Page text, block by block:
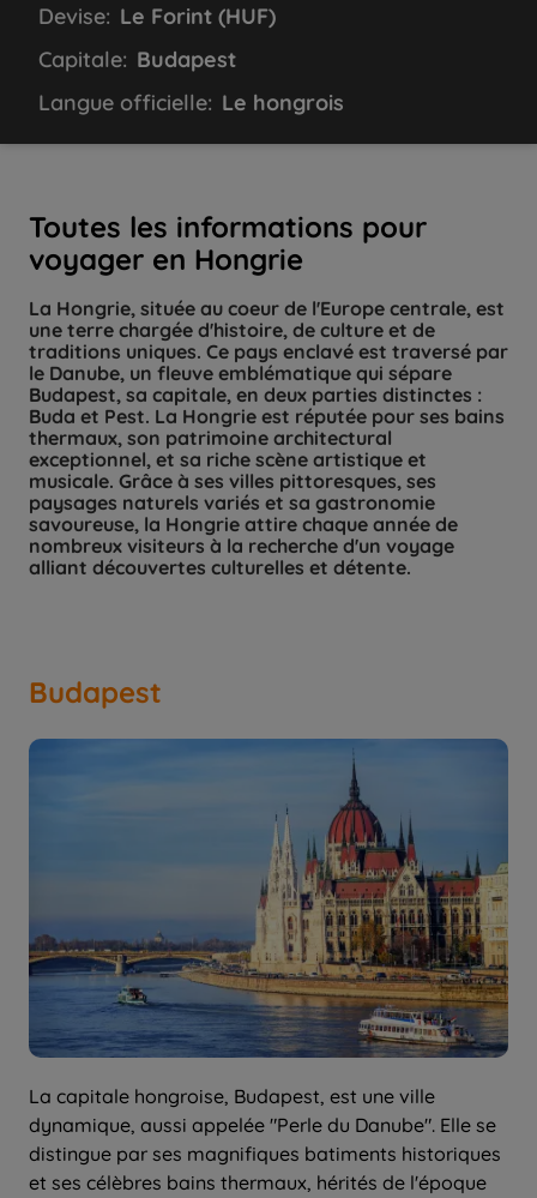
Toutes les informations pour
voyager en Hongrie
La Hongrie, située au coeur de l'Europe centrale, est
une terre chargée d'histoire, de culture et de
traditions uniques. Ce pays enclavé est traversé par
le Danube, un fleuve emblématique qui sépare
Budapest, sa capitale, en deux parties distinctes :
Buda et Pest. La Hongrie est réputée pour ses bains
thermaux, son patrimoine architectural
exceptionnel, et sa riche scène artistique et
musicale. Grâce à ses villes pittoresques, ses
paysages naturels variés et sa gastronomie
savoureuse, la Hongrie attire chaque année de
nombreux visiteurs à la recherche d'un voyage
alliant découvertes culturelles et détente.
Budapest
La capitale hongroise, Budapest, est une ville
dynamique, aussi appelée "Perle du Danube". Elle se
distingue par ses magnifiques batiments historiques
et ses célèbres bains thermaux, hérités de l'époque
Devise: Le Forint (HUF)
Capitale: Budapest
Langue officielle: Le hongrois